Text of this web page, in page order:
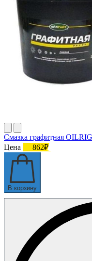
Смазка графитная
Цена
862₽
В корзину